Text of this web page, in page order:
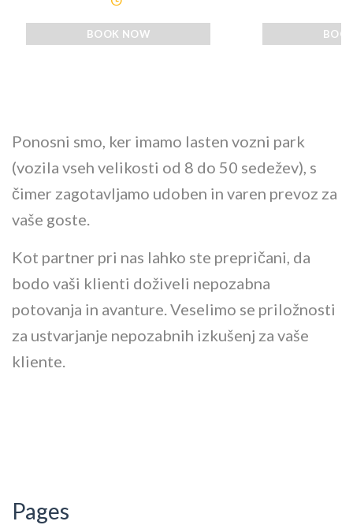
BOOK NOW
Ponosni smo, ker imamo lasten vozni park
(vozila vseh velikosti od 8 do 50 sedežev), s
čimer zagotavljamo udoben in varen prevoz za
vaše goste.
Kot partner pri nas lahko ste prepričani, da
bodo vaši klienti doživeli nepozabna
potovanja in avanture. Veselimo se priložnosti
za ustvarjanje nepozabnih izkušenj za vaše
kliente.
Pages